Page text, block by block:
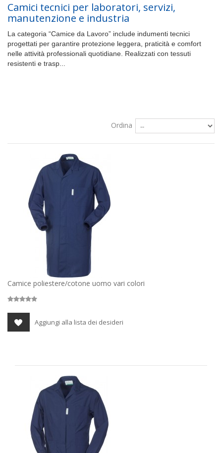
Camici tecnici per laboratori, servizi,
manutenzione e industria
La categoria “Camice da Lavoro” include indumenti tecnici
progettati per garantire protezione leggera, praticità e comfort
nelle attività professionali quotidiane. Realizzati con tessuti
resistenti e trasp...
Ordina
Camice poliestere/cotone uomo vari colori
Aggiungi alla lista dei desideri